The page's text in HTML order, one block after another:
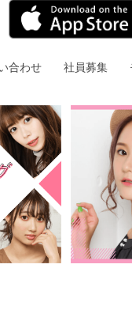
合わせ 社員募集